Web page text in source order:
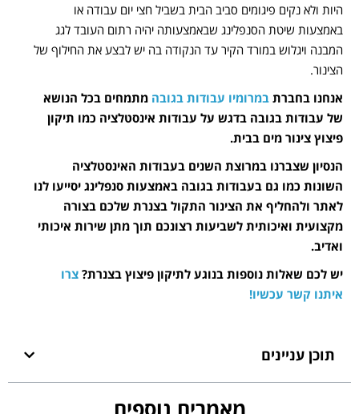
היות ולא נקים פיגומים סביב הבית בשביל חצי יום עבודה או
באמצעות שיטת הסנפלינג שבאמצעותה יהיה רתום העובד לגג
המבנה ויגלוש במורד הקיר עד הנקודה בה יש לבצע את החילוף של
הצינור.
אנחנו בחברת במרומיו עבודות בגובה מתמחים בכל הנושא
של עבודות בגובה בדגש על עבודות אינסטלציה כמו תיקון
פיצוץ צינור מים בבית.
הנסיון שצברנו במרוצת השנים בעבודות האינסטלציה
השונות כמו גם בעבודות בגובה באמצעות סנפלינג יסייעו לנו
לאתר ולהחליף את הצינור התקול בצנרת שלכם בצורה
מקצועית ואיכותית לשביעות רצונכם תוך מתן שירות איכותי
ואדיב.
יש לכם שאלות נוספות בנוגע לתיקון פיצוץ בצנרת? צרו
איתנו קשר עכשיו!
תוכן עניינים
מאמרים נוספים